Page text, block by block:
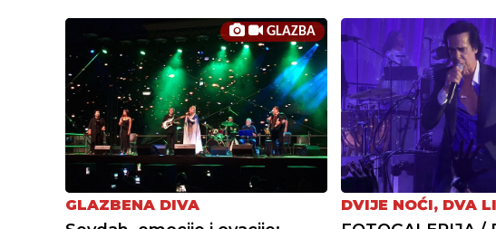
GLAZBA
GLAZBENA DIVA DVIJE NOĆI, DVA